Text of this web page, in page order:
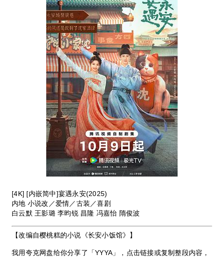
[4K] [内嵌简中]宴遇永安(2025)
内地 小说改／爱情／古装／喜剧
白云默 王影璐 李昀锐 昌隆 冯嘉怡 隋俊波
【改编自樱桃糕的小说《长安小饭馆》】
我用夸克网盘给你分享了「YYYA」，点击链接或复制整段内容，